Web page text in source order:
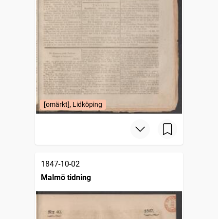
[omärkt], Lidköping
1847-10-02
Malmö tidning